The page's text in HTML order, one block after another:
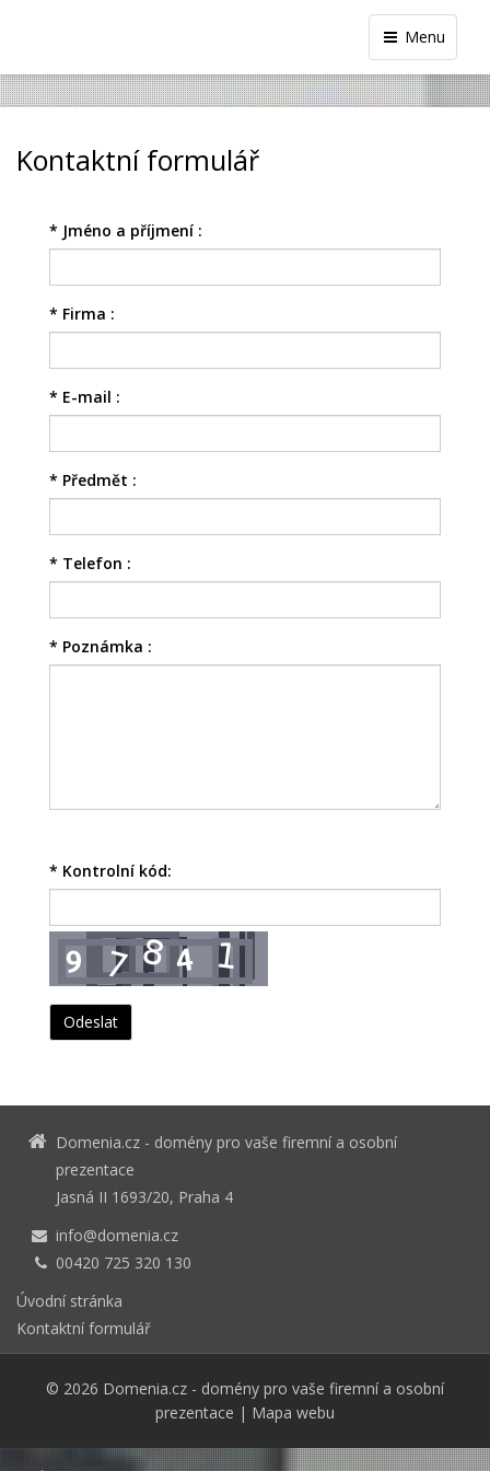
Menu
Kontaktní formulář
* Jméno a příjmení :
* Firma :
* E-mail :
* Předmět :
* Telefon :
* Poznámka :
* Kontrolní kód:
Domenia.cz - domény pro vaše firemní a osobní
prezentace
Jasná II 1693/20, Praha 4
info@domenia.cz
00420 725 320 130
Úvodní stránka
Kontaktní formulář
© 2026 Domenia.cz - domény pro vaše firemní a osobní
prezentace | Mapa webu